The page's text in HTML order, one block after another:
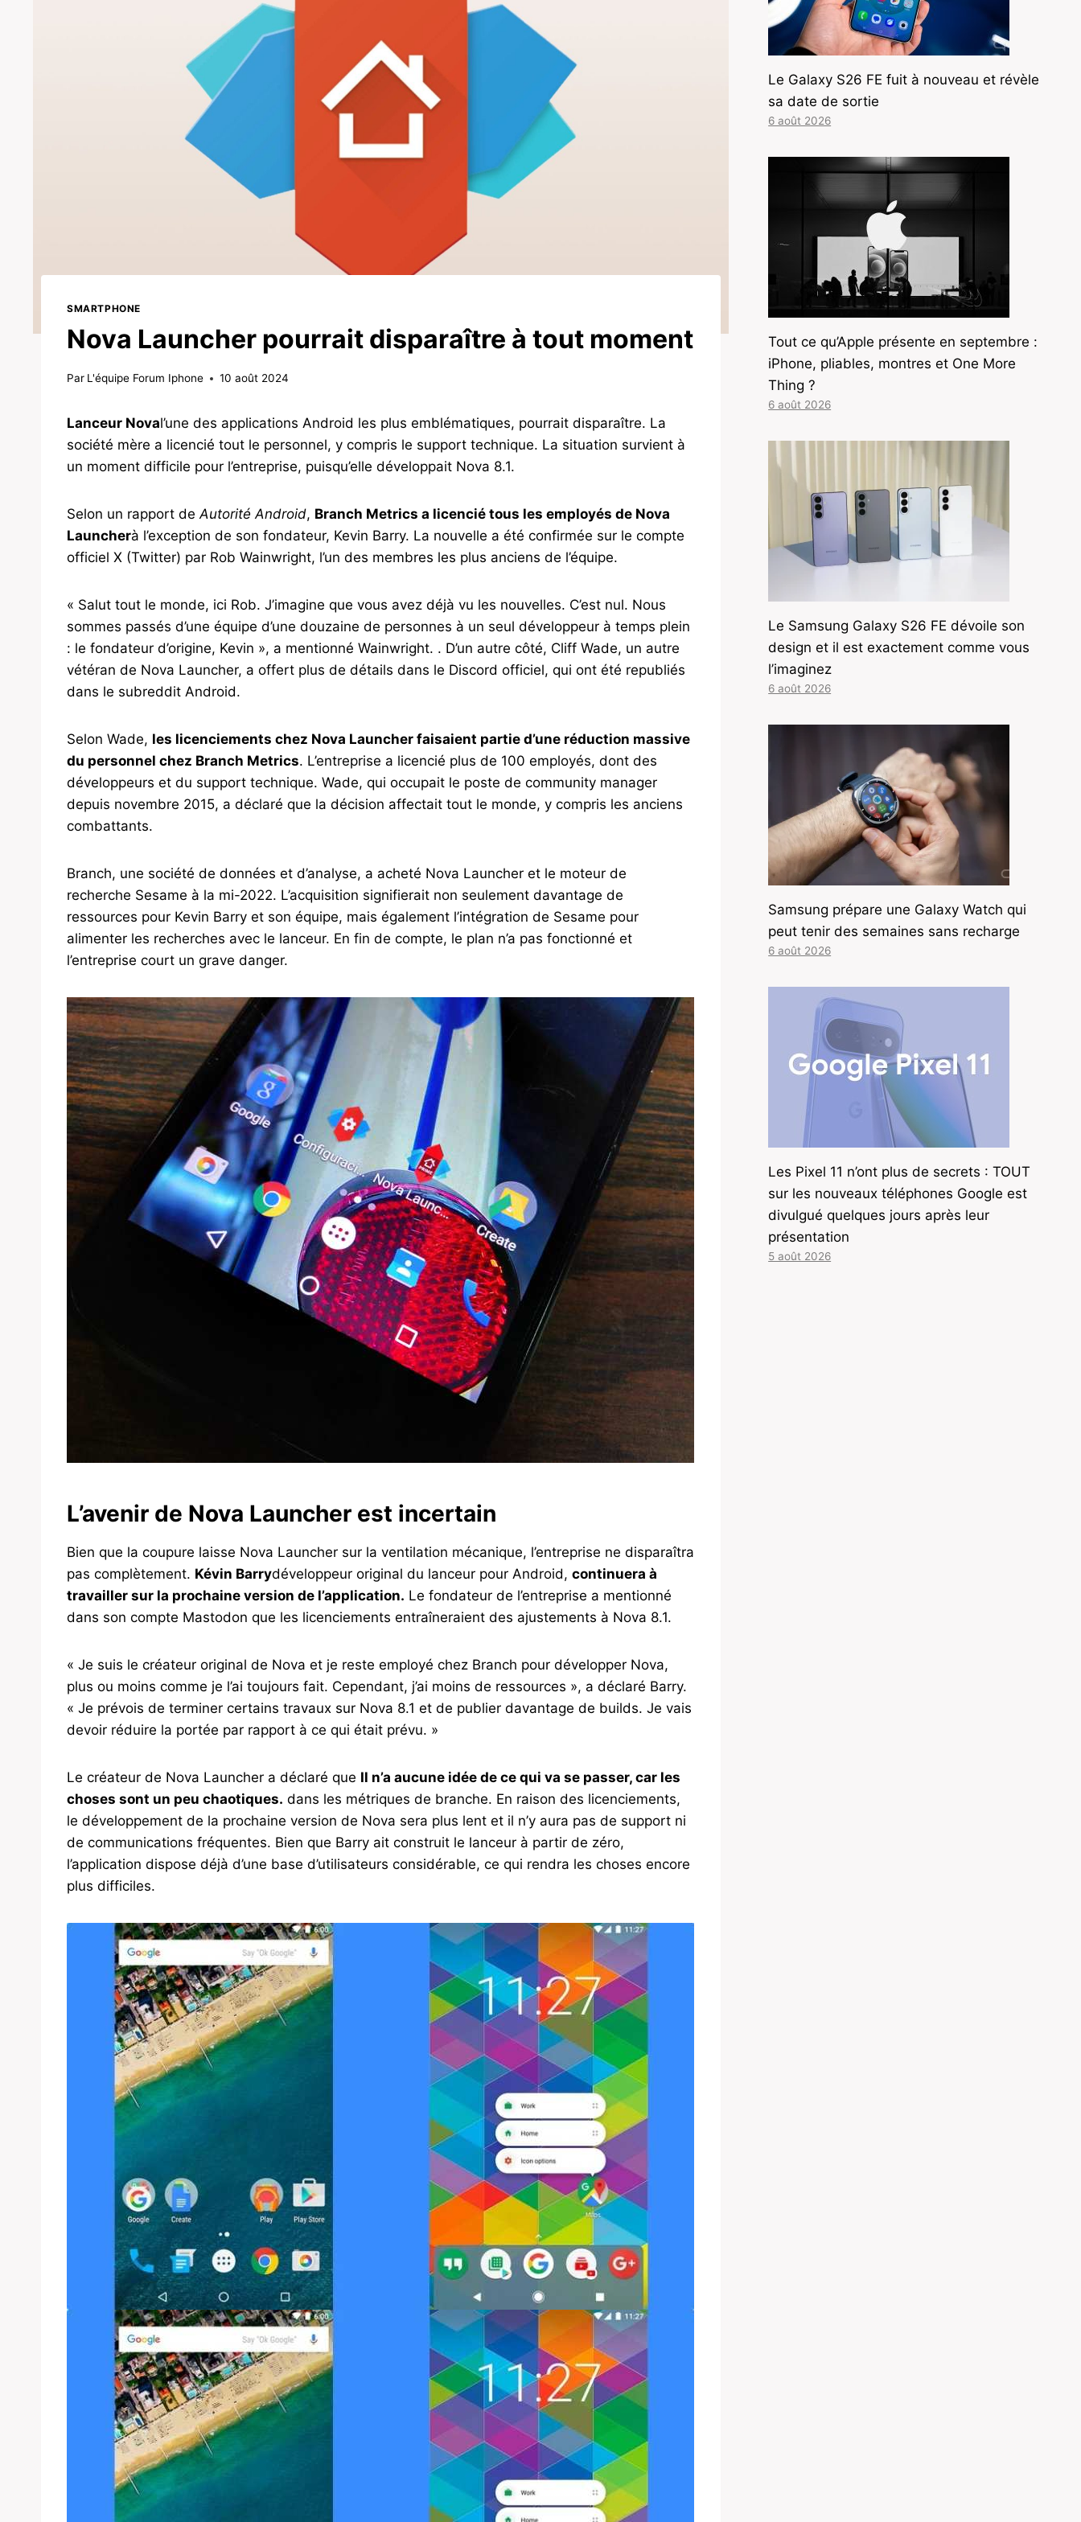
SMARTPHONE
Nova Launcher pourrait disparaître à tout moment
Par L'équipe Forum Iphone 10 août 2024
Lanceur Noval’une des applications Android les plus emblématiques, pourrait disparaître. La
société mère a licencié tout le personnel, y compris le support technique. La situation survient à
un moment difficile pour l’entreprise, puisqu’elle développait Nova 8.1.
Selon un rapport deAutorité Android, Branch Metrics a licencié tous les employés de Nova
Launcherà l’exception de son fondateur, Kevin Barry. La nouvelle a été confirmée sur le compte
officiel X (Twitter) par Rob Wainwright, l’un des membres les plus anciens de l’équipe.
« Salut tout le monde, ici Rob. J’imagine que vous avez déjà vu les nouvelles. C’est nul. Nous
sommes passés d’une équipe d’une douzaine de personnes à un seul développeur à temps plein
: le fondateur d’origine, Kevin », a mentionné Wainwright. . D’un autre côté, Cliff Wade, un autre
vétéran de Nova Launcher, a offert plus de détails dans le Discord officiel, qui ont été republiés
dans le subreddit Android.
Selon Wade, les licenciements chez Nova Launcher faisaient partie d’une réduction massive
du personnel chez Branch Metrics. L’entreprise a licencié plus de 100 employés, dont des
développeurs et du support technique. Wade, qui occupait le poste de community manager
depuis novembre 2015, a déclaré que la décision affectait tout le monde, y compris les anciens
combattants.
Branch, une société de données et d’analyse, a acheté Nova Launcher et le moteur de
recherche Sesame à la mi-2022. L’acquisition signifierait non seulement davantage de
ressources pour Kevin Barry et son équipe, mais également l’intégration de Sesame pour
alimenter les recherches avec le lanceur. En fin de compte, le plan n’a pas fonctionné et
l’entreprise court un grave danger.
L’avenir de Nova Launcher est incertain
Bien que la coupure laisse Nova Launcher sur la ventilation mécanique, l’entreprise ne disparaîtra
pas complètement. Kévin Barrydéveloppeur original du lanceur pour Android, continuera à
travailler sur la prochaine version de l’application. Le fondateur de l’entreprise a mentionné
dans son compte Mastodon que les licenciements entraîneraient des ajustements à Nova 8.1.
« Je suis le créateur original de Nova et je reste employé chez Branch pour développer Nova,
plus ou moins comme je l’ai toujours fait. Cependant, j’ai moins de ressources », a déclaré Barry.
« Je prévois de terminer certains travaux sur Nova 8.1 et de publier davantage de builds. Je vais
devoir réduire la portée par rapport à ce qui était prévu. »
Le créateur de Nova Launcher a déclaré que Il n’a aucune idée de ce qui va se passer, car les
choses sont un peu chaotiques. dans les métriques de branche. En raison des licenciements,
le développement de la prochaine version de Nova sera plus lent et il n’y aura pas de support ni
de communications fréquentes. Bien que Barry ait construit le lanceur à partir de zéro,
l’application dispose déjà d’une base d’utilisateurs considérable, ce qui rendra les choses encore
plus difficiles.
Le Galaxy S26 FE fuit à nouveau et révèle
sa date de sortie
6 août 2026
Tout ce qu’Apple présente en septembre :
iPhone, pliables, montres et One More
Thing ?
6 août 2026
Le Samsung Galaxy S26 FE dévoile son
design et il est exactement comme vous
l’imaginez
6 août 2026
Samsung prépare une Galaxy Watch qui
peut tenir des semaines sans recharge
6 août 2026
Les Pixel 11 n’ont plus de secrets : TOUT
sur les nouveaux téléphones Google est
divulgué quelques jours après leur
présentation
5 août 2026